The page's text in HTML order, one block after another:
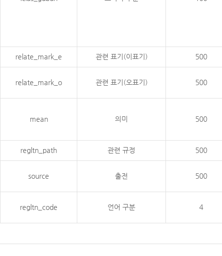
relate_mark_e 관련 표기(이표기) 500
relate_mark_o 관련 표기(오표기) 500
mean 의미 500
regltn_path 관련 규정 500
source 출전 500
regltn_code 언어 구분 4